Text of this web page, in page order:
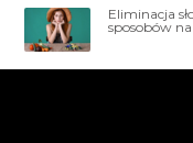
Eliminacja
sposobów